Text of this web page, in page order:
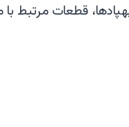
قطعات مرتبط